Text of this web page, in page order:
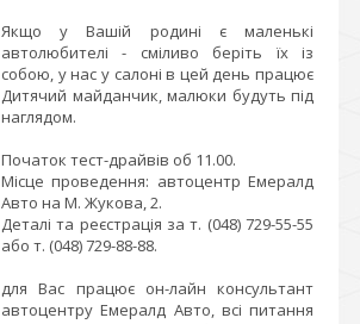
Якщо у Вашій родині є маленькі
автолюбителі - сміливо беріть їх із
собою, у нас у салоні в цей день працює
Дитячий майданчик, малюки будуть під
наглядом.
Початок тест-драйвів об 11.00.
Місце проведення: автоцентр Емералд
Авто на М. Жукова, 2.
Деталі та реєстрація за т. (048) 729-55-55
або т. (048) 729-88-88.
для Вас працює он-лайн консультант
автоцентру Емералд Авто, всі питання